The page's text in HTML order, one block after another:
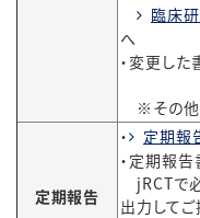
臨床
へ
・変更した
※その他
定期報告
・
定期報
・定期報告
jRCTで
出力してご